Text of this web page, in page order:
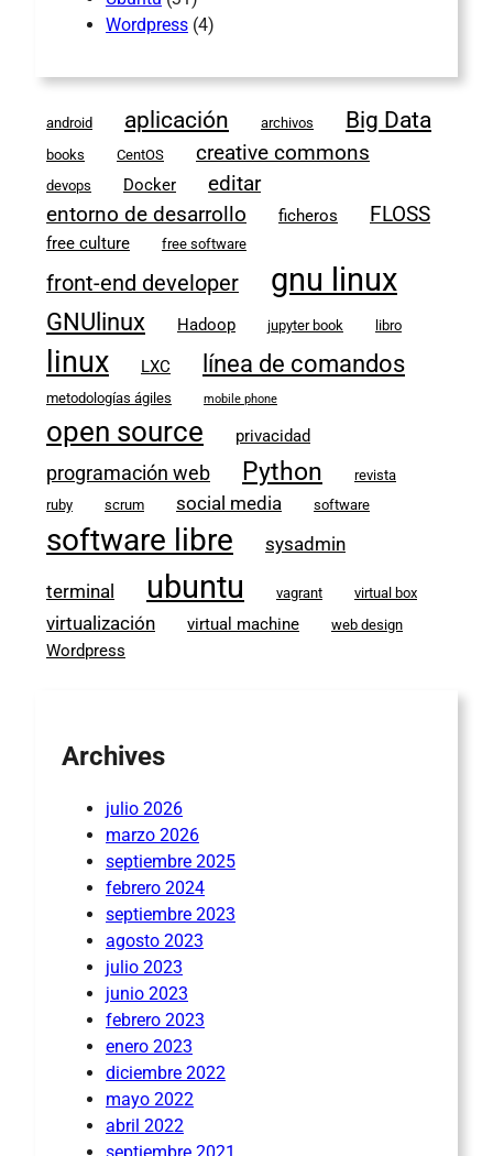
Wordpress (4)
android aplicación archivos Big Data
books CentOS creative commons
devops Docker
editar
entorno de desarrollo
ficheros FLOSS
free culture free software
front-end developer gnu linux
GNUlinux Hadoop jupyter book libro
linux LXC línea de comandos
metodologías ágiles mobile phone
open source privacidad
programación web Python
revista
ruby
scrum social media software
software libre sysadmin
terminal ubuntu vagrant virtual box
virtualización virtual machine web design
Wordpress
Archives
julio 2026
marzo 2026
septiembre 2025
febrero 2024
septiembre 2023
agosto 2023
julio 2023
junio 2023
febrero 2023
enero 2023
diciembre 2022
mayo 2022
abril 2022